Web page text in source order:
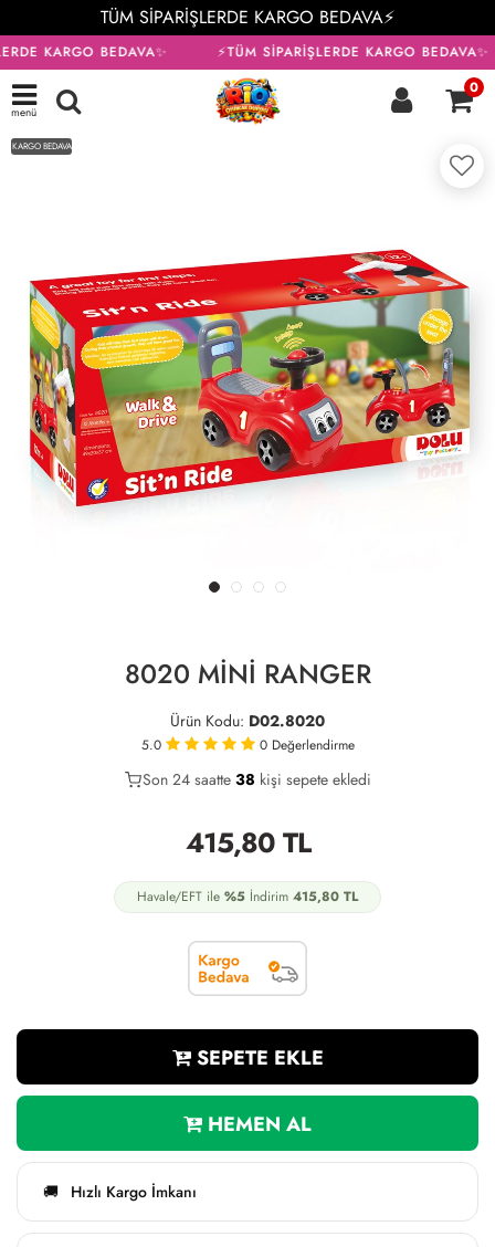
TÜM SİPARİŞLERDE KARGO BEDAVA⚡
KARGO BEDAVA✨ ⚡TÜM SİPARİŞLERDE KARGO BEDAVA✨
menü
0
KARGO BEDAVA
8020 MİNİ RANGER
Ürün Kodu: D02.8020
5.0 0 Değerlendirme
29
Son 24 saatte 38 kişi sepete ekledi
9
415,80TL
Havale/EFT ile %5 İndirim 415,80 TL
SEPETE EKLE
HEMEN AL
🚚 Hızlı Kargo İmkanı